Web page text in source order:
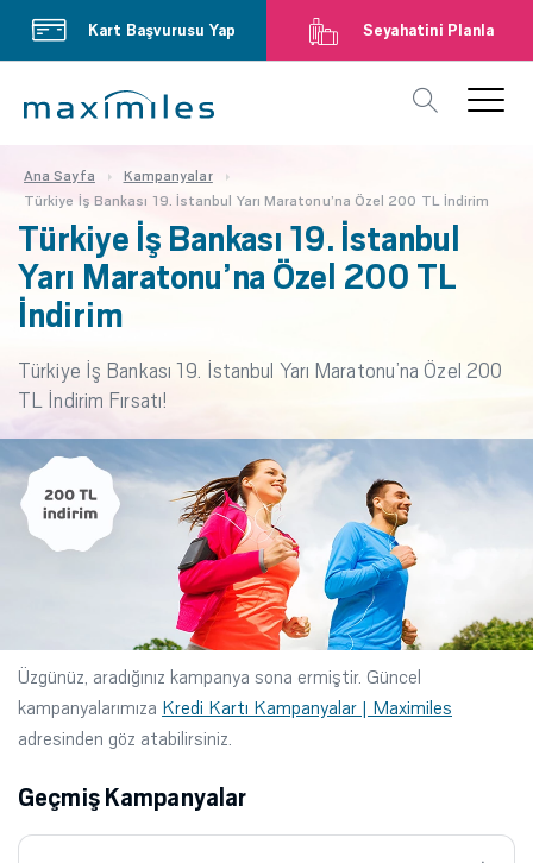
Kart Başvurusu Yap Seyahatini Planla
Ana Sayfa
Kampanyalar
Türkiye İş Bankası 19. İstanbul Yarı Maratonu’na Özel 200 TL İndirim
Türkiye İş Bankası 19. İstanbul
Yarı Maratonu’na Özel 200 TL
İndirim
Türkiye İş Bankası 19. İstanbul Yarı Maratonu’na Özel 200
TL İndirim Fırsatı!
Üzgünüz, aradığınız kampanya sona ermiştir. Güncel
kampanyalarımıza Kredi Kartı Kampanyalar | Maximiles
adresinden göz atabilirsiniz.
Geçmiş Kampanyalar